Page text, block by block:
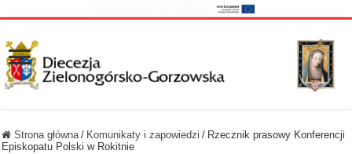
Strona główna / Komunikaty i zapowiedzi / Rzecznik prasowy Konferencji
Episkopatu Polski w Rokitnie